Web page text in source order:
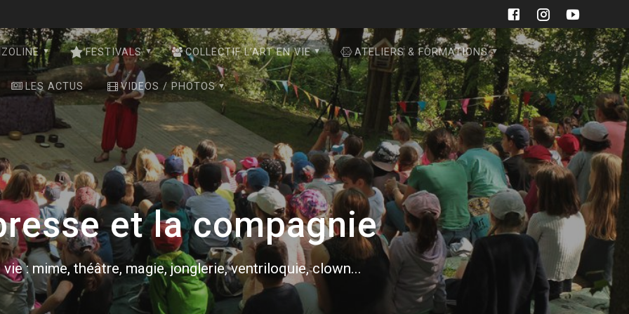
FESTIVALS COLLECTIF L’ART EN VIE ATELIERS & FORMATIONS
LES ACTUS VIDEOS / PHOTOS
et la compagnie
: mime, théâtre, magie, jonglerie, ventriloquie, clown...